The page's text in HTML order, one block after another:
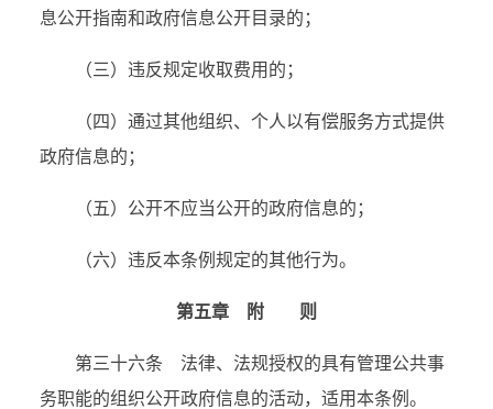
息公开指南和政府信息公开目录的；
（三）违反规定收取费用的；
（四）通过其他组织、个人以有偿服务方式提供
政府信息的；
（五）公开不应当公开的政府信息的；
（六）违反本条例规定的其他行为。
第五章 附 则
第三十六条 法律、法规授权的具有管理公共事
务职能的组织公开政府信息的活动，适用本条例。